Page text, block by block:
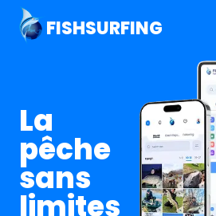
FISHSURFING
La
pêche
sans
limites